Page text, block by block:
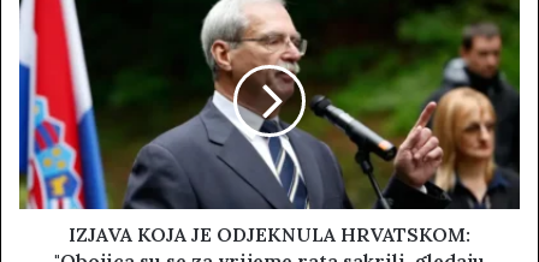
IZJAVA KOJA JE ODJEKNULA HRVATSKOM: